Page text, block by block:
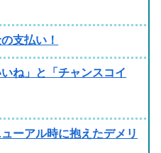
支払い！
ね」と「チャンスコイ
ーアル時に抱えたデメリ